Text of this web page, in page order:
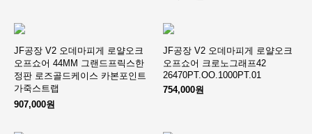
JF공장 V2 오데마피게 로얄오크
오프쇼어 44MM 그랜드프릭스한
정판 로즈골드케이스 카본포인트
가죽스트랩
907,000원
JF공장 V2 오데마피게 로얄오크
오프쇼어 크로노그래프42
26470PT.OO.1000PT.01
754,000원